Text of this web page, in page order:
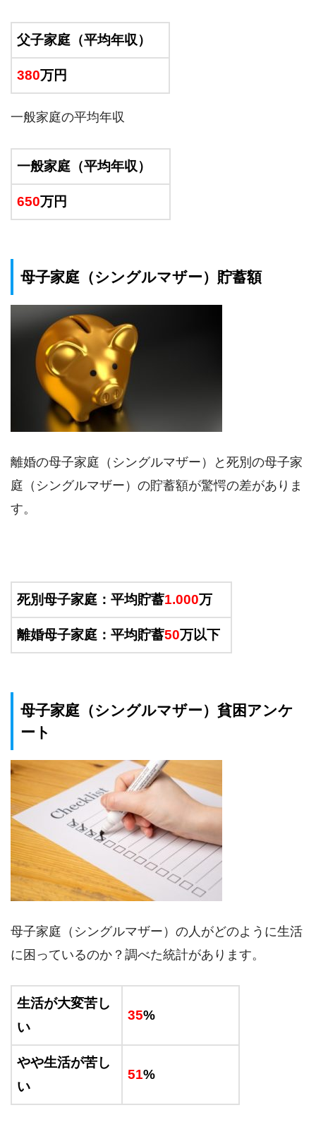
父子家庭（平均年収）
380万円
一般家庭の平均年収
一般家庭（平均年収）
650万円
母子家庭（シングルマザー）貯蓄額
離婚の母子家庭（シングルマザー）と死別の母子家
庭（シングルマザー）の貯蓄額が驚愕の差がありま
す。
死別母子家庭：平均貯蓄1.000万
離婚母子家庭：平均貯蓄50万以下
母子家庭（シングルマザー）貧困アンケ
ート
母子家庭（シングルマザー）の人がどのように生活
に困っているのか？調べた統計があります。
生活が大変苦し
い
35%
やや生活が苦し
い
51%